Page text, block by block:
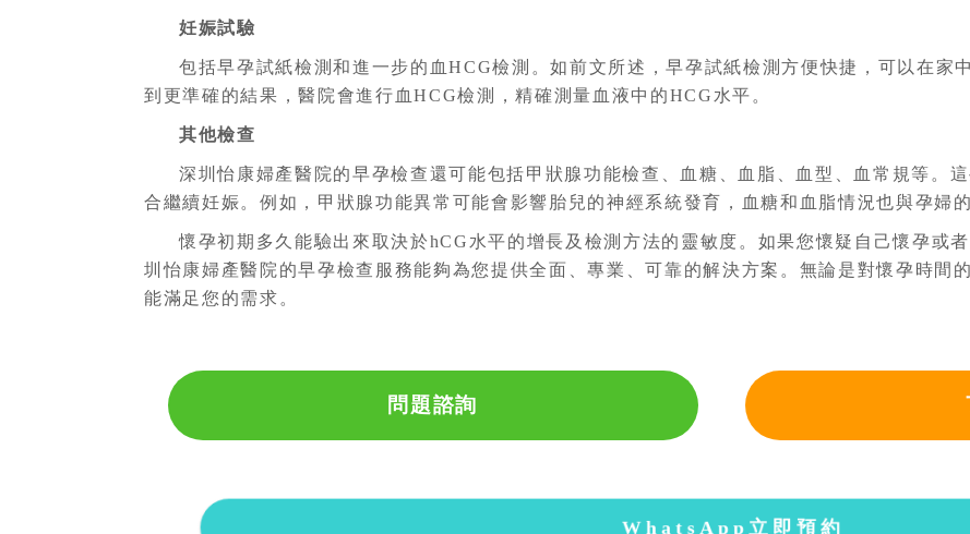
妊娠試驗
包括早孕試紙檢測和進一步的血HCG檢測。如前文所述，早孕試紙檢測方便快捷，可以在家
到更準確的結果，醫院會進行血HCG檢測，精確測量血液中的HCG水平。
其他檢查
深圳怡康婦產醫院的早孕檢查還可能包括甲狀腺功能檢查、血糖、血脂、血型、血常規等。
合繼續妊娠。例如，甲狀腺功能異常可能會影響胎兒的神經系統發育，血糖和血脂情況也與孕婦
懷孕初期多久能驗出來取決於hCG水平的增長及檢測方法的靈敏度。如果您懷疑自己懷孕或
圳怡康婦產醫院的早孕檢查服務能夠為您提供全面、專業、可靠的解決方案。無論是對懷孕時間
能滿足您的需求。
問題諮詢
WhatsApp立即預約